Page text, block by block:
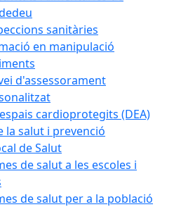
sanitàries
en manipulació
d'assessorament
cardioprotegits (DEA)
la salut i prevenció
de Salut
de salut a les escoles i
de salut per a la població